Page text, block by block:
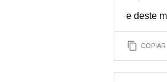
e deste
COPIAR